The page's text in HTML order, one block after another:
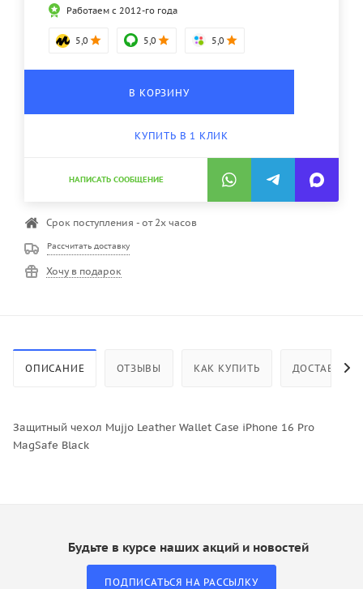
Работаем с 2012-го года
5,0 5,0 5,0
В КОРЗИНУ
КУПИТЬ В 1 КЛИК
НАПИСАТЬ СООБЩЕНИЕ
Срок поступления - от 2х часов
Рассчитать доставку
Хочу в подарок
ОПИСАНИЕ ОТЗЫВЫ КАК КУПИТЬ ДОСТАВКА
Защитный чехол Mujjo Leather Wallet Case iPhone 16 Pro
MagSafe Black
Будьте в курсе наших акций и новостей
ПОДПИСАТЬСЯ НА РАССЫЛКУ